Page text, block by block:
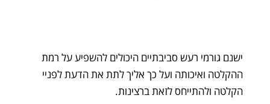
ישנם גורמי רעש סביבתיים היכולים להשפיע על רמת
ההקלטה ואיכותה ועל כך אליך לתת את הדעת לפניי
הקלטה ולהתייחס לזאת ברצינות.